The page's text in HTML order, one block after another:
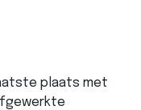
plaats met